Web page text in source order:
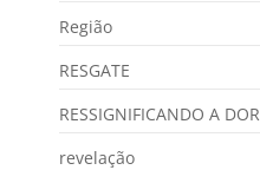
Região
RESGATE
RESSIGNIFICANDO A DOR
revelação